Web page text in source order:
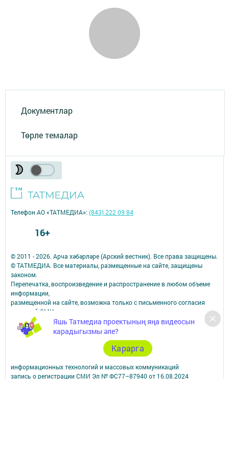
Документлар
Төрле темалар
Яшь Татмедиа проектының яңа видеосын
карадыгызмы әле?
Карарга
© 2011 - 2026. Арча хәбәрләре (Арский вестник). Все права защищены.
© ТАТМЕДИА. Все материалы, размещенные на сайте, защищены
законом.
Перепечатка, воспроизведение и распространение в любом объеме
информации,
размещенной на сайте, возможна только с письменного согласия
редакций СМИ.
При поддержке Республиканского агентства по печати и массовым
коммуникациям.
Наименование СМИ: Арча хәбәрләре (Арский вестник)
СМИ зарегистрировано Федеральной службой по надзору в сфере
информационных технологий и массовых коммуникаций
запись о регистрации СМИ Эл № ФС77–87940 от 16.08.2024
Телефон АО «ТАТМЕДИА»:(843) 222 09 84
16+